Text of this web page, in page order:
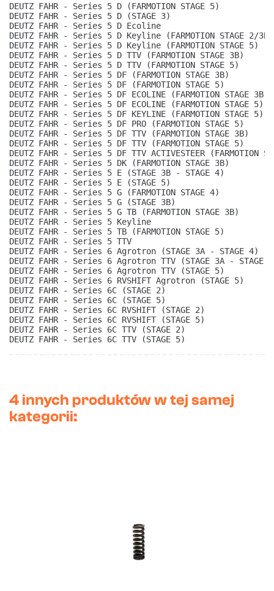
DEUTZ FAHR - Series 5 D (FARMOTION STAGE 5)
DEUTZ FAHR - Series 5 D (STAGE 3)
DEUTZ FAHR - Series 5 D Ecoline
DEUTZ FAHR - Series 5 D Keyline (FARMOTION STAGE 2/3B)
DEUTZ FAHR - Series 5 D Keyline (FARMOTION STAGE 5)
DEUTZ FAHR - Series 5 D TTV (FARMOTION STAGE 3B)
DEUTZ FAHR - Series 5 D TTV (FARMOTION STAGE 5)
DEUTZ FAHR - Series 5 DF (FARMOTION STAGE 3B)
DEUTZ FAHR - Series 5 DF (FARMOTION STAGE 5)
DEUTZ FAHR - Series 5 DF ECOLINE (FARMOTION STAGE 3B)
DEUTZ FAHR - Series 5 DF ECOLINE (FARMOTION STAGE 5)
DEUTZ FAHR - Series 5 DF KEYLINE (FARMOTION STAGE 5)
DEUTZ FAHR - Series 5 DF PRO (FARMOTION STAGE 5)
DEUTZ FAHR - Series 5 DF TTV (FARMOTION STAGE 3B)
DEUTZ FAHR - Series 5 DF TTV (FARMOTION STAGE 5)
DEUTZ FAHR - Series 5 DF TTV ACTIVESTEER (FARMOTION
DEUTZ FAHR - Series 5 DK (FARMOTION STAGE 3B)
DEUTZ FAHR - Series 5 E (STAGE 3B - STAGE 4)
DEUTZ FAHR - Series 5 E (STAGE 5)
DEUTZ FAHR - Series 5 G (FARMOTION STAGE 4)
DEUTZ FAHR - Series 5 G (STAGE 3B)
DEUTZ FAHR - Series 5 G TB (FARMOTION STAGE 3B)
DEUTZ FAHR - Series 5 Keyline
DEUTZ FAHR - Series 5 TB (FARMOTION STAGE 5)
DEUTZ FAHR - Series 5 TTV
DEUTZ FAHR - Series 6 Agrotron (STAGE 3A - STAGE 4)
DEUTZ FAHR - Series 6 Agrotron TTV (STAGE 3A - STAGE
DEUTZ FAHR - Series 6 Agrotron TTV (STAGE 5)
DEUTZ FAHR - Series 6 RVSHIFT Agrotron (STAGE 5)
DEUTZ FAHR - Series 6C (STAGE 2)
DEUTZ FAHR - Series 6C (STAGE 5)
DEUTZ FAHR - Series 6C RVSHIFT (STAGE 2)
DEUTZ FAHR - Series 6C RVSHIFT (STAGE 5)
DEUTZ FAHR - Series 6C TTV (STAGE 2)
DEUTZ FAHR - Series 6C TTV (STAGE 5)
4 innych produktów w tej samej
kategorii: